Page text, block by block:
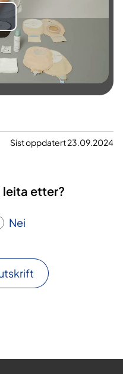
Sist oppdatert 23.09.2024
leita etter?
Nei